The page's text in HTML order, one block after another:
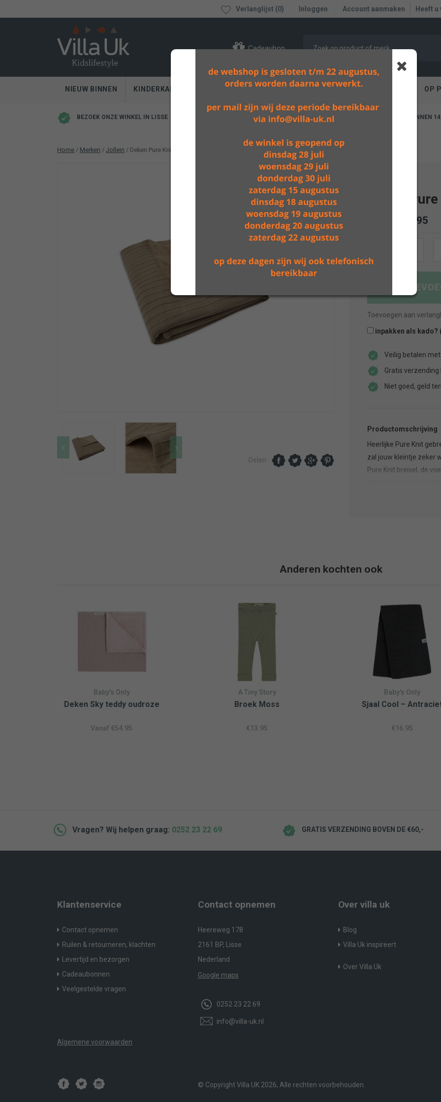
Heeft u
Verlanglijst (0) Inloggen Account aanmaken
Cadeaubon
NIEUW BINNEN KINDERKAMER SLAPEN IN BAD / VERZORGEN ETEN, SPELEN, BOX OP
BEZOEK ONZE WINKEL IN LISSE
GRATIS VERZENDING BOVEN DE
RETOUR BINNEN
Home / Merken / Jollein / Deken Pure Knit Velvet Biscuit
Delen
Deken
39.95
Biscuit
Toevoegen aan
inpakken als kado?
Veilig betalen met:
Gratis verzending
Niet goed, geld
Productomschrijving
Heerlijke Pure Knit
zal jouw kleintje zeker
Pure Knit breisel, de
slaapzak. Dat
Deze deken is
gevoerd met super
Wasinstructies
Je kunt de deken op
drogen.De deken is
gaan pillen na het
Anderen kochten ook
Baby's Only
Deken Sky teddy oudroze
Vanaf €54.95
A Tiny Story
Broek Moss
€13.95
Baby's Only
Sjaal Cool –
€16.95
Vragen? Wij helpen graag: 0252 23 22 69
MOGELIJK BEZOEK ONZE WINKEL IN LISSE GRATIS VERZENDING BOVEN DE €60,-
Klantenservice
Contact opnemen
Ruilen & retourneren, klachten
Levertijd en bezorgen
Cadeaubonnen
Veelgestelde vragen
Contact opnemen
Heereweg 178
2161 BP, Lisse
Nederland
Google maps
0252 23 22 69
info@villa-uk.nl
Over villa uk
Blog
Villa Uk inspireert
Over Villa Uk
Algemene voorwaarden
© Copyright Villa UK 2026, Alle rechten voorbehouden.